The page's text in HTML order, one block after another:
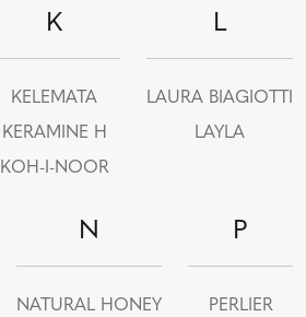
K
KELEMATA
KERAMINE H
KOH-I-NOOR
L
LAURA BIAGIOTTI
LAYLA
N
NATURAL HONEY
P
PERLIER